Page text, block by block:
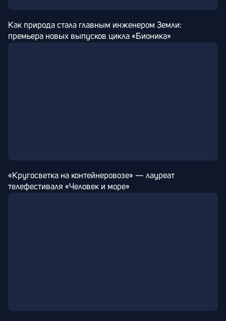
Как природа стала главным инженером Земли:
премьера новых выпусков цикла «Бионика»
«Кругосветка на контейнеровозе» — лауреат
телефестиваля «Человек и море»